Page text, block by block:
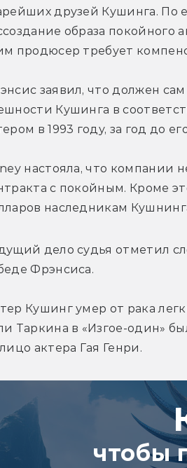
друзей Кушинга. По
образа
продюсер требует
заявил, что должен
Кушинга в
в 1993 году, за год до
настояла, что компании
с покойным. Кроме
наследникам
дело судья отметил
Фрэнсиса.
Кушинг умер от рака
Таркина в «Изгое-один»
актера Гая Генри.
чтобы